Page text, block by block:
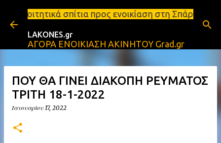
Μετάβαση στο κύριο περιεχόμενο
προς ενοικίαση στη Σπάρτη Ενοικιάσεις
LAKONES.gr
ΑΓΟΡΑ ΕΝΟΙΚΙΑΣΗ ΑΚΙΝΗΤΟΥ Grad.gr
ΠΟΥ ΘΑ ΓΙΝΕΙ ΔΙΑΚΟΠΗ ΡΕΥΜΑΤΟΣ
ΤΡΙΤΗ 18-1-2022
Ιανουαρίου 17, 2022